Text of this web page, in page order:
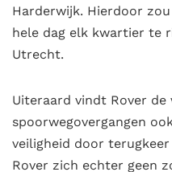
Harderwijk. Hierdoor
hele dag elk kwartier te
Utrecht.
Uiteraard vindt Rover de
spoorwegovergangen
veiligheid door
Rover zich echter geen